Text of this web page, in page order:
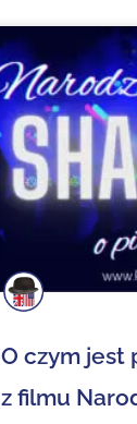
O czym jest
z filmu